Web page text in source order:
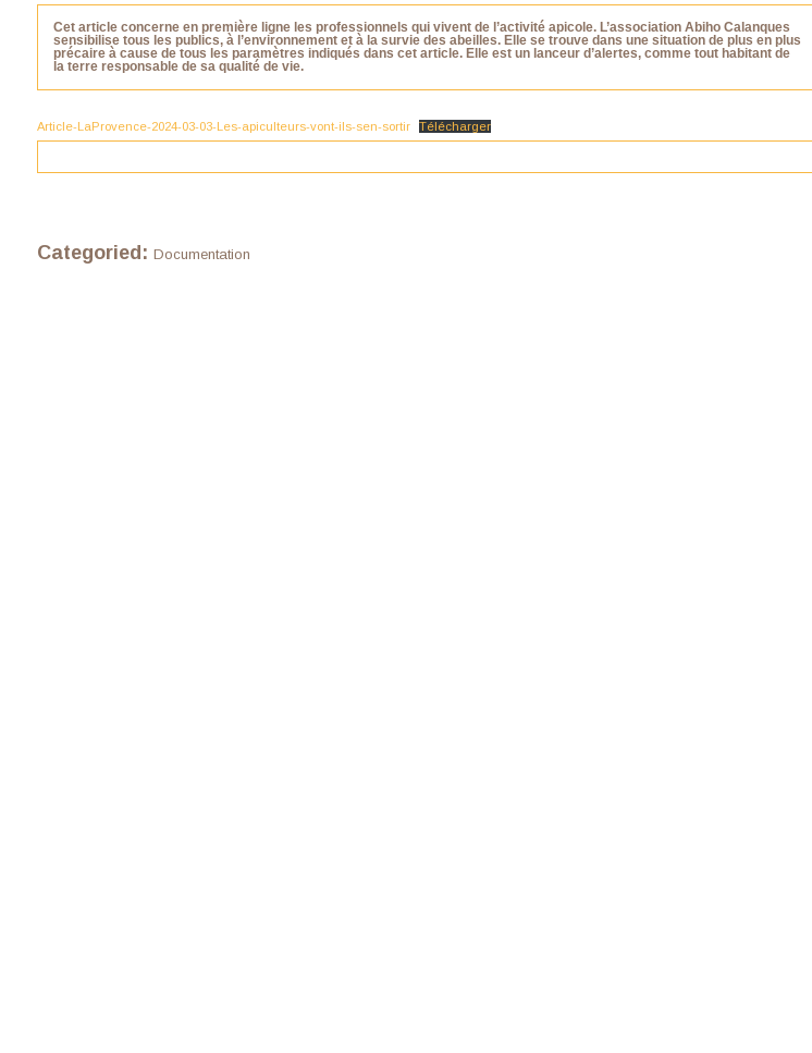
Cet article concerne en première ligne les professionnels qui vivent de l’activité apicole. L’association Abiho Calanques
sensibilise tous les publics, à l’environnement et à la survie des abeilles. Elle se trouve dans une situation de plus en plus
précaire à cause de tous les paramètres indiqués dans cet article. Elle est un lanceur d’alertes, comme tout habitant de
la terre responsable de sa qualité de vie.
Article-LaProvence-2024-03-03-Les-apiculteurs-vont-ils-sen-sortir Télécharger
Categoried: Documentation